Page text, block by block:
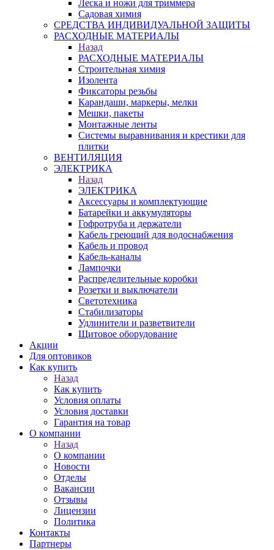
Леска и ножи для триммера
Садовая химия
СРЕДСТВА ИНДИВИДУАЛЬНОЙ ЗАЩИТЫ
РАСХОДНЫЕ МАТЕРИАЛЫ
Назад
РАСХОДНЫЕ МАТЕРИАЛЫ
Строительная химия
Изолента
Фиксаторы резьбы
Карандаши, маркеры, мелки
Мешки, пакеты
Монтажные ленты
Системы выравнивания и крестики для
плитки
ВЕНТИЛЯЦИЯ
ЭЛЕКТРИКА
Назад
ЭЛЕКТРИКА
Аксессуары и комплектующие
Батарейки и аккумуляторы
Гофротруба и держатели
Кабель греющий для водоснабжения
Кабель и провод
Кабель-каналы
Лампочки
Распределительные коробки
Розетки и выключатели
Светотехника
Стабилизаторы
Удлинители и разветвители
Щитовое оборудование
Акции
Для оптовиков
Как купить
Назад
Как купить
Условия оплаты
Условия доставки
Гарантия на товар
О компании
Назад
О компании
Новости
Отделы
Вакансии
Отзывы
Лицензии
Политика
Контакты
Партнеры